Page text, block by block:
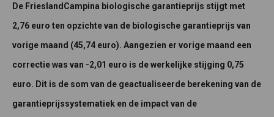
De FrieslandCampina biologische garantieprijs stijgt met
2,76 euro ten opzichte van de biologische garantieprijs van
vorige maand (45,74 euro). Aangezien er vorige maand een
correctie was van -2,01 euro is de werkelijke stijging 0,75
euro. Dit is de som van de geactualiseerde berekening van de
garantieprijssystematiek en de impact van de